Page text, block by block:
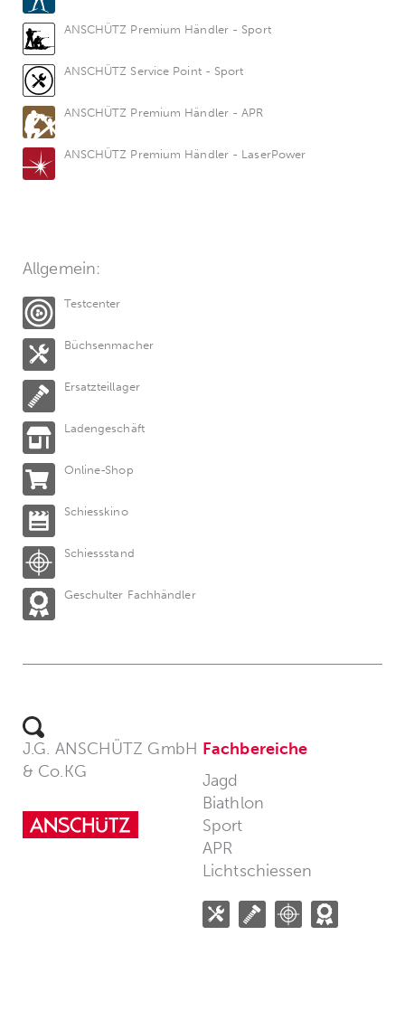
ANSCHÜTZ Premium Händler - Sport
ANSCHÜTZ Service Point - Sport
ANSCHÜTZ Premium Händler - APR
ANSCHÜTZ Premium Händler - LaserPower
Allgemein:
Testcenter
Büchsenmacher
Ersatzteillager
Ladengeschäft
Online-Shop
Schiesskino
Schiessstand
Geschulter Fachhändler
J.G. ANSCHÜTZ GmbH
& Co.KG
Fachbereiche
Jagd
Biathlon
Sport
APR
Lichtschiessen